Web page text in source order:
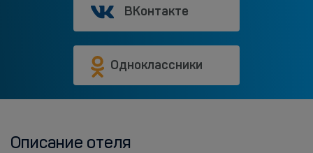
ВКонтакте
Одноклассники
Описание отеля